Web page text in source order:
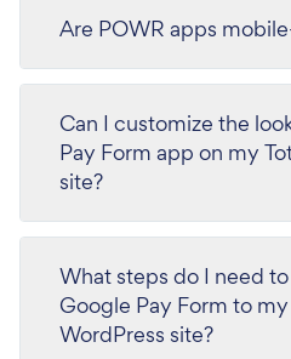
Are POWR apps
Can I customize the
Pay Form app on my
site?
What steps do I need
Google Pay Form to
WordPress site?